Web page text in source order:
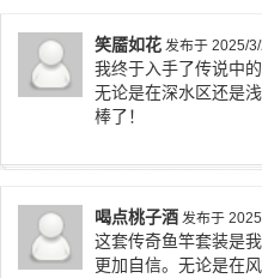
笑靥如花 发布于 2025/
我终于入手了传说中
无论是在深水区还是
棒了！
喝点桃子酒 发布于
这套传奇鱼竿套装是
更加自信。无论是在